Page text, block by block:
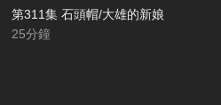
第311集 石頭帽/大雄的新娘
25分鐘